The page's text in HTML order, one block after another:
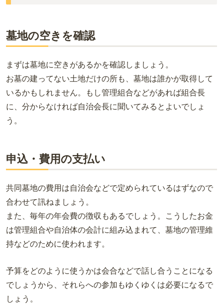
墓地の空きを確認
まずは墓地に空きがあるかを確認しましょう。
お墓の建ってない土地だけの所も、墓地は誰かが取得して
いるかもしれません。もし管理組合などがあれば組合長
に、分からなければ自治会長に聞いてみるとよいでしょ
う。
申込・費用の支払い
共同墓地の費用は自治会などで定められているはずなので
合わせて訊ねましょう。
また、毎年の年会費の徴収もあるでしょう。こうしたお金
は管理組合や自治体の会計に組み込まれて、墓地の管理維
持などのために使われます。
予算をどのように使うかは会合などで話し合うことになる
でしょうから、それらへの参加もゆくゆくは必要になるで
しょう。